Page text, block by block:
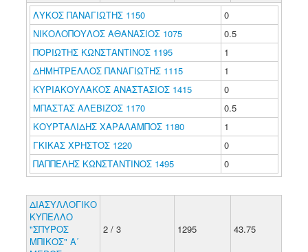
ΛΥΚΟΣ ΠΑΝΑΓΙΩΤΗΣ 1150
0
ΝΙΚΟΛΟΠΟΥΛΟΣ ΑΘΑΝΑΣΙΟΣ 1075
0.5
ΠΟΡΙΩΤΗΣ ΚΩΝΣΤΑΝΤΙΝΟΣ 1195
1
ΔΗΜΗΤΡΕΛΛΟΣ ΠΑΝΑΓΙΩΤΗΣ 1115
1
ΚΥΡΙΑΚΟΥΛΑΚΟΣ ΑΝΑΣΤΑΣΙΟΣ 1415
0
ΜΠΑΣΤΑΣ ΑΛΕΒΙΖΟΣ 1170
0.5
ΚΟΥΡΤΑΛΙΔΗΣ ΧΑΡΑΛΑΜΠΟΣ 1180
1
ΓΚΙΚΑΣ ΧΡΗΣΤΟΣ 1220
0
ΠΑΠΠΕΛΗΣ ΚΩΝΣΤΑΝΤΙΝΟΣ 1495
0
ΔΙΑΣΥΛΛΟΓΙΚΟ
ΚΥΠΕΛΛΟ
"ΣΠΥΡΟΣ
ΜΠΙΚΟΣ" Α΄
2 / 3 1295 43.75